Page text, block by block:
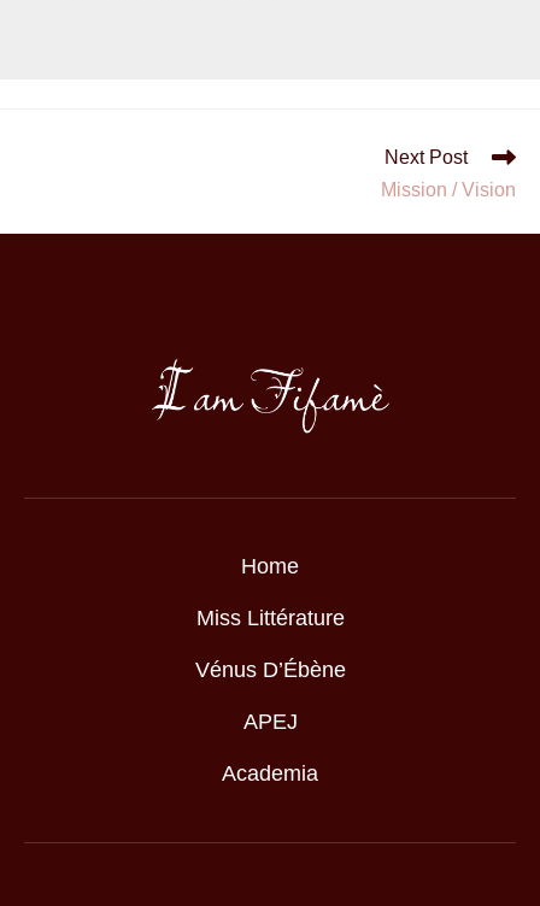
Next Post
Mission / Vision
Home
Miss Littérature
Vénus D’Ébène
APEJ
Academia